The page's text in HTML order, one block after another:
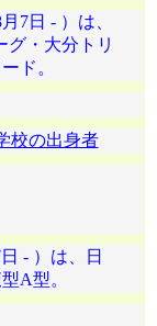
7日 - ）は、
グ・大分トリ
ド。
校の出身者
- ）は、日
A型。